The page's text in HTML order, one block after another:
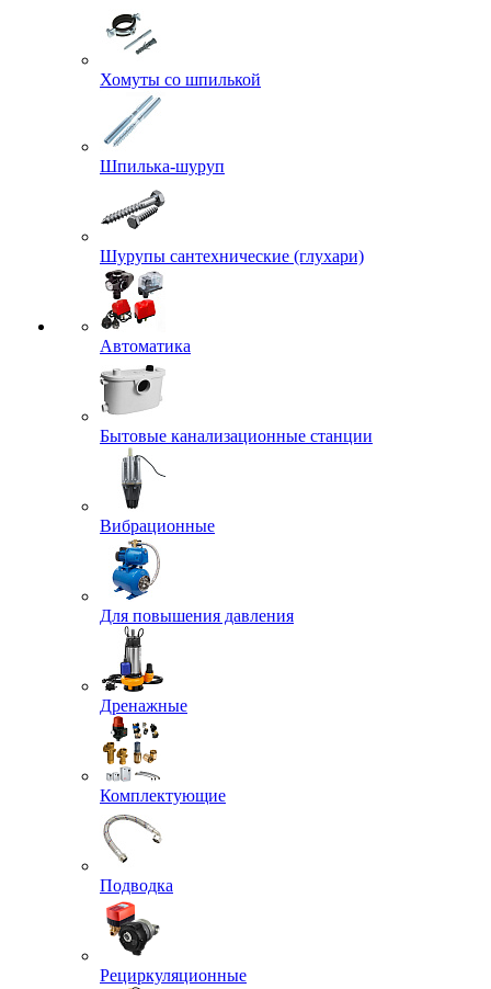
Хомуты со шпилькой
Шпилька-шуруп
Шурупы сантехнические (глухари)
Автоматика
Бытовые канализационные станции
Вибрационные
Для повышения давления
Дренажные
Комплектующие
Подводка
Рециркуляционные